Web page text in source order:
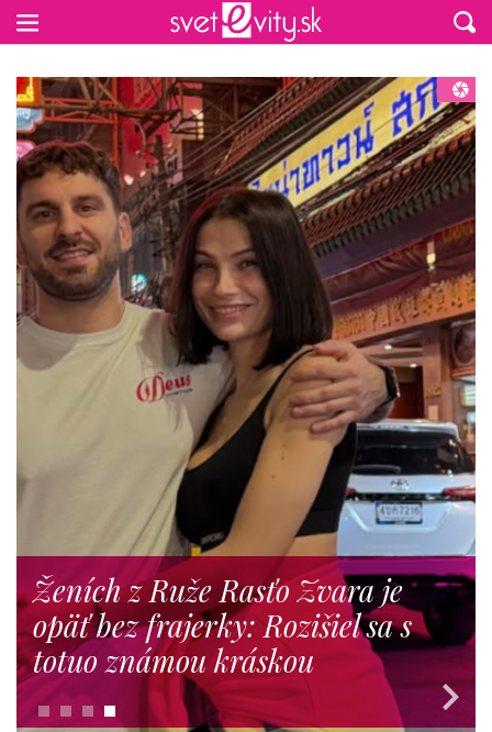
Ženích z Ruže Rasťo Zvara je
opäť bez frajerky: Rozišiel sa s
totuo známou kráskou